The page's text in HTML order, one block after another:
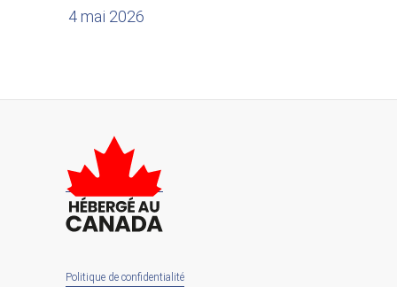
4 mai 2026
Politique de confidentialité